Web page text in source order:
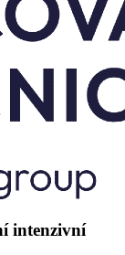
intenzivní